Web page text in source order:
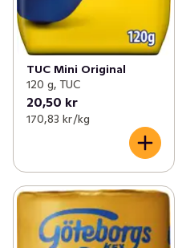
TUC Mini Original
120 g, TUC
20,50 kr
170,83 kr /kg